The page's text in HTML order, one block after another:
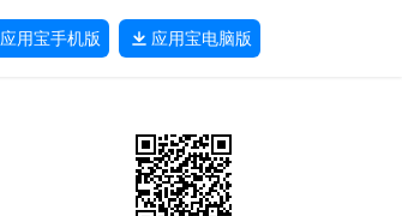
应用宝手机版 应用宝电脑版